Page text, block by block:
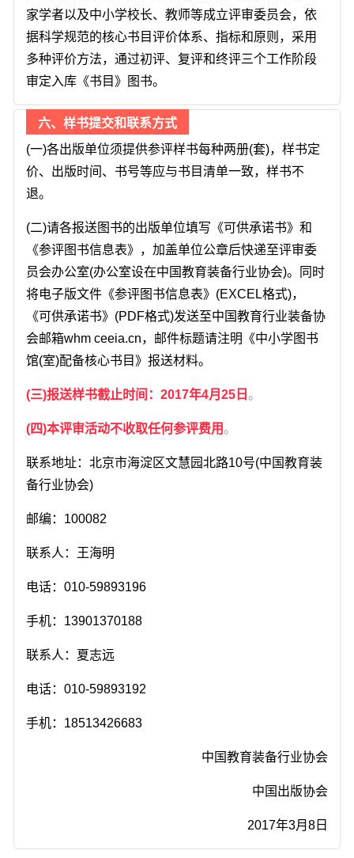
家学者以及中小学校长、教师等成立评审委员会，依
据科学规范的核心书目评价体系、指标和原则，采用
多种评价方法，通过初评、复评和终评三个工作阶段
审定入库《书目》图书。
六、样书提交和联系方式
(一)各出版单位须提供参评样书每种两册(套)，样书定
价、出版时间、书号等应与书目清单一致，样书不
退。
(二)请各报送图书的出版单位填写《可供承诺书》和
《参评图书信息表》，加盖单位公章后快递至评审委
员会办公室(办公室设在中国教育装备行业协会)。同时
将电子版文件《参评图书信息表》(EXCEL格式)，
《可供承诺书》(PDF格式)发送至中国教育行业装备协
会邮箱whm ceeia.cn，邮件标题请注明《中小学图书
馆(室)配备核心书目》报送材料。
(三)报送样书截止时间：2017年4月25日 。
(四)本评审活动不收取任何参评费用。
联系地址：北京市海淀区文慧园北路10号(中国教育装
备行业协会)
邮编：100082
联系人：王海明
电话：010-59893196
手机：13901370188
联系人：夏志远
电话：010-59893192
手机：18513426683
中国教育装备行业协会
中国出版协会
2017年3月8日